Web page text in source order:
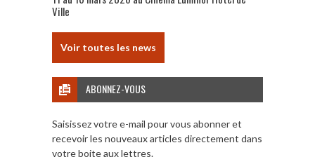
Ville
Voir toutes les news
ABONNEZ-VOUS
Saisissez votre e-mail pour vous abonner et
recevoir les nouveaux articles directement dans
votre boite aux lettres.